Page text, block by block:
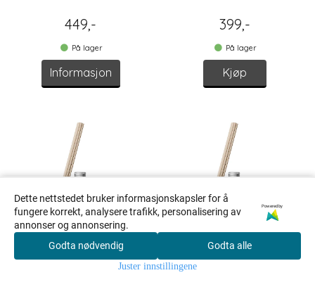
Søk
449,-
På lager
Informasjon
399,-
På lager
Kjøp
Skandinavisk Duftpinner
Skandinavisk Duftpinner
Dette nettstedet bruker informasjonskapsler for å
fungere korrekt, analysere trafikk, personalisering av
annonser og annonsering.
Powered by
Godta nødvendig Godta alle
Juster innstillingene